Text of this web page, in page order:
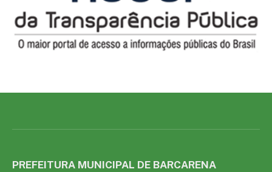
PREFEITURA MUNICIPAL DE BARCARENA